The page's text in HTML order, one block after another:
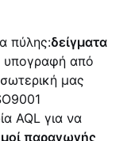
πύλης:δείγματα
υπογραφή από
μας
AQL για να
παραγωγής